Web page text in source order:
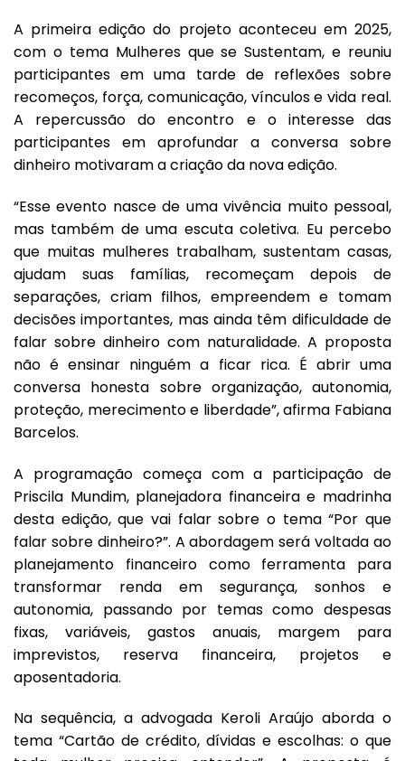
A primeira edição do projeto aconteceu em 2025,
com o tema Mulheres que se Sustentam, e reuniu
participantes em uma tarde de reflexões sobre
recomeços, força, comunicação, vínculos e vida real.
A repercussão do encontro e o interesse das
participantes em aprofundar a conversa sobre
dinheiro motivaram a criação da nova edição.
“Esse evento nasce de uma vivência muito pessoal,
mas também de uma escuta coletiva. Eu percebo
que muitas mulheres trabalham, sustentam casas,
ajudam suas famílias, recomeçam depois de
separações, criam filhos, empreendem e tomam
decisões importantes, mas ainda têm dificuldade de
falar sobre dinheiro com naturalidade. A proposta
não é ensinar ninguém a ficar rica. É abrir uma
conversa honesta sobre organização, autonomia,
proteção, merecimento e liberdade”, afirma Fabiana
Barcelos.
A programação começa com a participação de
Priscila Mundim, planejadora financeira e madrinha
desta edição, que vai falar sobre o tema “Por que
falar sobre dinheiro?”. A abordagem será voltada ao
planejamento financeiro como ferramenta para
transformar renda em segurança, sonhos e
autonomia, passando por temas como despesas
fixas, variáveis, gastos anuais, margem para
imprevistos, reserva financeira, projetos e
aposentadoria.
Na sequência, a advogada Keroli Araújo aborda o
tema “Cartão de crédito, dívidas e escolhas: o que